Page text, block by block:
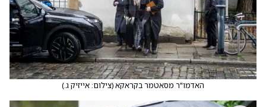
האדמו"ר מסאטמר בקראקא(צילום: אייזיק ג.)